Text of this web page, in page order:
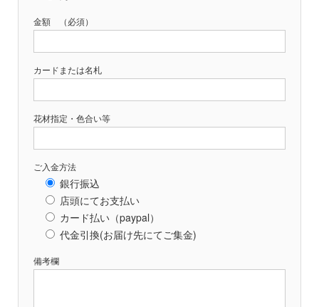
金額 （必須）
カードまたは名札
花材指定・色合い等
ご入金方法
銀行振込
店頭にてお支払い
カード払い（paypal）
代金引換(お届け先にてご集金)
備考欄